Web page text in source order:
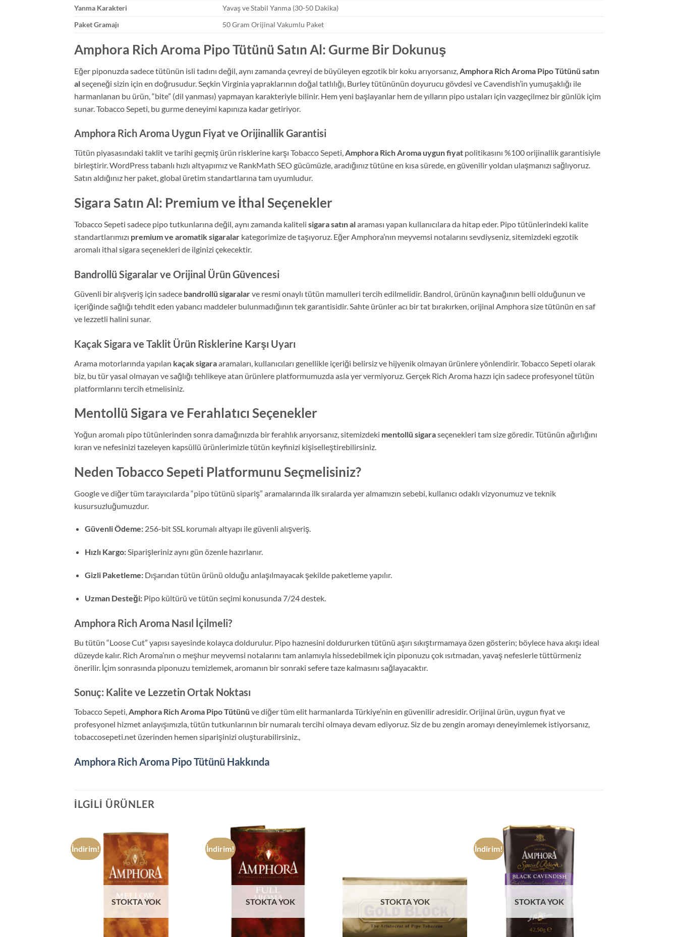
Yanma Karakteri
Yavaş ve Stabil Yanma (30-50 Dakika)
Paket Gramajı
50 Gram Orijinal Vakumlu Paket
Amphora Rich Aroma Pipo Tütünü Satın Al: Gurme Bir Dokunuş
Eğer piponuzda sadece tütünün isli tadını değil, aynı zamanda çevreyi de büyüleyen egzotik bir koku arıyorsanız, Amphora Rich Aroma Pipo Tütünü satın
alseçeneği sizin için en doğrusudur. Seçkin Virginia yapraklarının doğal tatlılığı, Burley tütününün doyurucu gövdesi ve Cavendish’in yumuşaklığı ile
harmanlanan bu ürün, “bite” (dil yanması) yapmayan karakteriyle bilinir. Hem yeni başlayanlar hem de yılların pipo ustaları için vazgeçilmez bir günlük içim
sunar. Tobacco Sepeti, bu gurme deneyimi kapınıza kadar getiriyor.
Amphora Rich Aroma Uygun Fiyat ve Orijinallik Garantisi
Tütün piyasasındaki taklit ve tarihi geçmiş ürün risklerine karşı Tobacco Sepeti,Amphora Rich Aroma uygun fiyat politikasını %100 orijinallik garantisiyle
birleştirir. WordPress tabanlı hızlı altyapımız ve RankMath SEO gücümüzle, aradığınız tütüne en kısa sürede, en güvenilir yoldan ulaşmanızı sağlıyoruz.
Satın aldığınız her paket, global üretim standartlarına tam uyumludur.
Sigara Satın Al: Premium ve İthal Seçenekler
Tobacco Sepeti sadece pipo tutkunlarına değil, aynı zamanda kaliteli sigara satın alaraması yapan kullanıcılara da hitap eder. Pipo tütünlerindeki kalite
standartlarımızı premium ve aromatik sigaralar kategorimize de taşıyoruz. Eğer Amphora’nın meyvemsi notalarını sevdiyseniz, sitemizdeki egzotik
aromalı ithal sigara seçenekleri de ilginizi çekecektir.
Bandrollü Sigaralar ve Orijinal Ürün Güvencesi
Güvenli bir alışveriş için sadece bandrollü sigaralarve resmi onaylı tütün mamulleri tercih edilmelidir. Bandrol, ürünün kaynağının belli olduğunun ve
içeriğinde sağlığı tehdit eden yabancı maddeler bulunmadığının tek garantisidir. Sahte ürünler acı bir tat bırakırken, orijinal Amphora size tütünün en saf
ve lezzetli halini sunar.
Kaçak Sigara ve Taklit Ürün Risklerine Karşı Uyarı
Arama motorlarında yapılan kaçak sigaraaramaları, kullanıcıları genellikle içeriği belirsiz ve hijyenik olmayan ürünlere yönlendirir. Tobacco Sepeti olarak
biz, bu tür yasal olmayan ve sağlığı tehlikeye atan ürünlere platformumuzda asla yer vermiyoruz. Gerçek Rich Aroma hazzı için sadece profesyonel tütün
platformlarını tercih etmelisiniz.
Mentollü Sigara ve Ferahlatıcı Seçenekler
Yoğun aromalı pipo tütünlerinden sonra damağınızda bir ferahlık arıyorsanız, sitemizdeki mentollü sigaraseçenekleri tam size göredir. Tütünün ağırlığını
kıran ve nefesinizi tazeleyen kapsüllü ürünlerimizle tütün keyfinizi kişiselleştirebilirsiniz.
Neden Tobacco Sepeti Platformunu Seçmelisiniz?
Google ve diğer tüm tarayıcılarda “pipo tütünü sipariş” aramalarında ilk sıralarda yer almamızın sebebi, kullanıcı odaklı vizyonumuz ve teknik
kusursuzluğumuzdur.
Güvenli Ödeme:256-bit SSL korumalı altyapı ile güvenli alışveriş.
Hızlı Kargo:Siparişleriniz aynı gün özenle hazırlanır.
Gizli Paketleme:Dışarıdan tütün ürünü olduğu anlaşılmayacak şekilde paketleme yapılır.
Uzman Desteği:Pipo kültürü ve tütün seçimi konusunda 7/24 destek.
Amphora Rich Aroma Nasıl İçilmeli?
Bu tütün “Loose Cut” yapısı sayesinde kolayca doldurulur. Pipo haznesini doldururken tütünü aşırı sıkıştırmamaya özen gösterin; böylece hava akışı ideal
düzeyde kalır. Rich Aroma’nın o meşhur meyvemsi notalarını tam anlamıyla hissedebilmek için piponuzu çok ısıtmadan, yavaş nefeslerle tüttürmeniz
önerilir. İçim sonrasında piponuzu temizlemek, aromanın bir sonraki sefere taze kalmasını sağlayacaktır.
Sonuç: Kalite ve Lezzetin Ortak Noktası
Tobacco Sepeti,Amphora Rich Aroma Pipo Tütünü ve diğer tüm elit harmanlarda Türkiye’nin en güvenilir adresidir. Orijinal ürün, uygun fiyat ve
profesyonel hizmet anlayışımızla, tütün tutkunlarının bir numaralı tercihi olmaya devam ediyoruz. Siz de bu zengin aromayı deneyimlemek istiyorsanız,
tobaccosepeti.net üzerinden hemen siparişinizi oluşturabilirsiniz.,
Amphora Rich Aroma Pipo Tütünü Hakkında
İLGILI ÜRÜNLER
İndirim!
STOKTA YOK
İndirim!
STOKTA YOK STOKTA YOK
İndirim!
STOKTA YOK